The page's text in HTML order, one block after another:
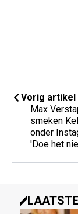
Vorig artikel
Max
smeken
onder
'Doe het